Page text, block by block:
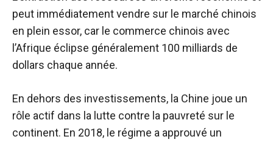
peut immédiatement vendre sur le marché chinois
en plein essor, car le commerce chinois avec
l’Afrique éclipse généralement 100 milliards de
dollars chaque année.
En dehors des investissements, la Chine joue un
rôle actif dans la lutte contre la pauvreté sur le
continent. En 2018, le régime a approuvé un